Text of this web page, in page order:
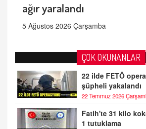
ağır yaralandı
5 Ağustos 2026 Çarşamba
ÇOK OKUNANLAR
22 ilde FETÖ
şüpheli yakalandı
22 Temmuz 2026
Fatih'te 31 kilo
1 tutuklama